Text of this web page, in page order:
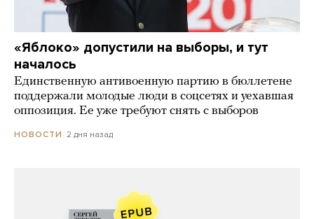
«Яблоко» допустили на выборы, и тут
началось
Единственную антивоенную партию в бюллетене
поддержали молодые люди в соцсетях и уехавшая
оппозиция. Ее уже требуют снять с выборов
НОВОСТИ 2 дня назад